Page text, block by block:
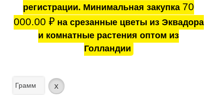
регистрации. Минимальная закупка 70
000.00 ₽на срезанные цветы из Эквадора
и комнатные растения оптом из
Голландии
Грамм x